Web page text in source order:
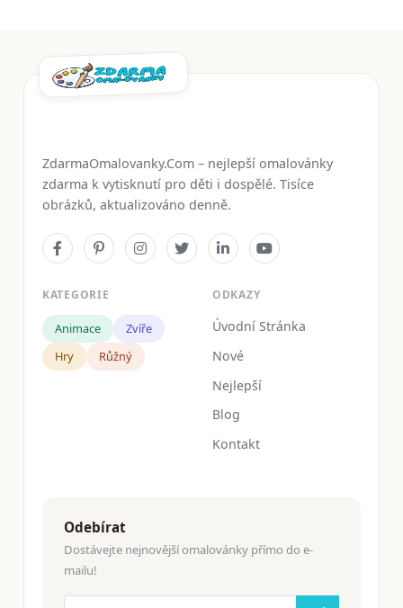
ZdarmaOmalovanky.Com – nejlepší omalovánky
zdarma k vytisknutí pro děti i dospělé. Tisíce
obrázků, aktualizováno denně.
KATEGORIE
Animace
Zvíře
Hry
Růžný
ODKAZY
Úvodní Stránka
Nové
Nejlepší
Blog
Kontakt
Odebírat
Dostávejte nejnovější omalovánky přímo do e-
mailu!